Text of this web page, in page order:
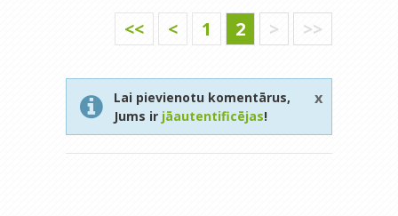
<< < 1 2 > >>
Lai pievienotu komentārus,
Jums ir jāautentificējas!
x